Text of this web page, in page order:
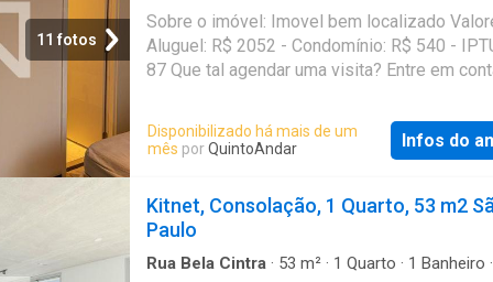
rápido, fácil, online, sem fiador e o melhor,
burocracia. Conheça esse e outros imóveis
do QuintoAndar. CRECI-SP J24.344
11 fotos
Sobre o imóvel: Imovel bem localizado
Aluguel: R$ 2052 - Condomínio: R$ 540 -
87 Que tal agendar uma visita? Entre em
e-mail e WhatsApp com os próximos
imóvel sem burocracia O QuintoAndar
jeito de alugar e comprar imóveis: rápido,
Conheça esse e outros imóveis no site do
QuintoAndar. CRECI-SP J24.344
Disponibilizado há mais de um
mês porQuintoAndar Infos do
Kitnet, Consolação, 1 Quarto, 53 m2
Paulo
Rua Bela Cintra · 53 m² · 1 Quarto · 1 Banheiro ·